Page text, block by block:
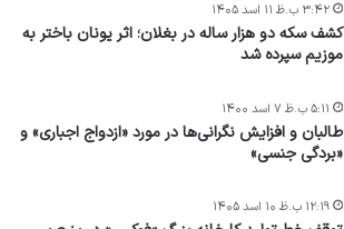
کشف سکه دو هزار ساله در بغلان؛ اثر یونان باختر به
موزیم سپرده شد
۳:۴۲ ب.ظ ۱۱ اسد ۱۴۰۵
طالبان و افزایش نگرانی‌ها در مورد «ازدواج اجباری» و
«بردگی جنسی»
۵:۱۱ ب.ظ ۷ اسد ۱۴۰۰
۱۲:۱۹ ب.ظ ۱۰ اسد ۱۴۰۵